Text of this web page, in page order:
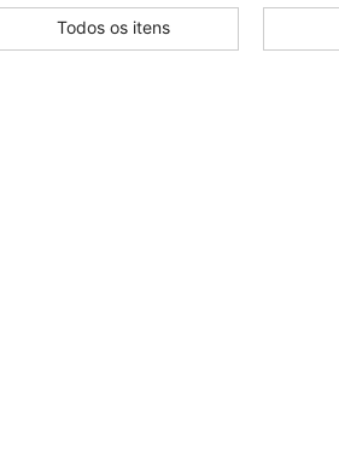
do corpo: Triângulo, Cor: Branco, Tamanho:
4,75
Todos os itens